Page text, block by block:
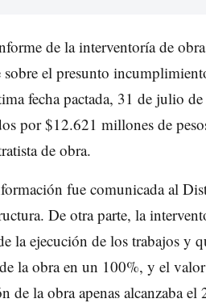
de la interventoría de
sobre el presunto
fecha pactada, 31 de julio
por $12.621 millones de
de obra.
fue comunicada al
De otra parte, la
la ejecución de los trabajos y
la obra en un 100%, y el
de la obra apenas alcanzaba